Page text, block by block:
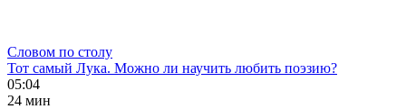
Словом по столу
Тот самый Лука. Можно ли научить любить поэзию?
05:04
24 мин